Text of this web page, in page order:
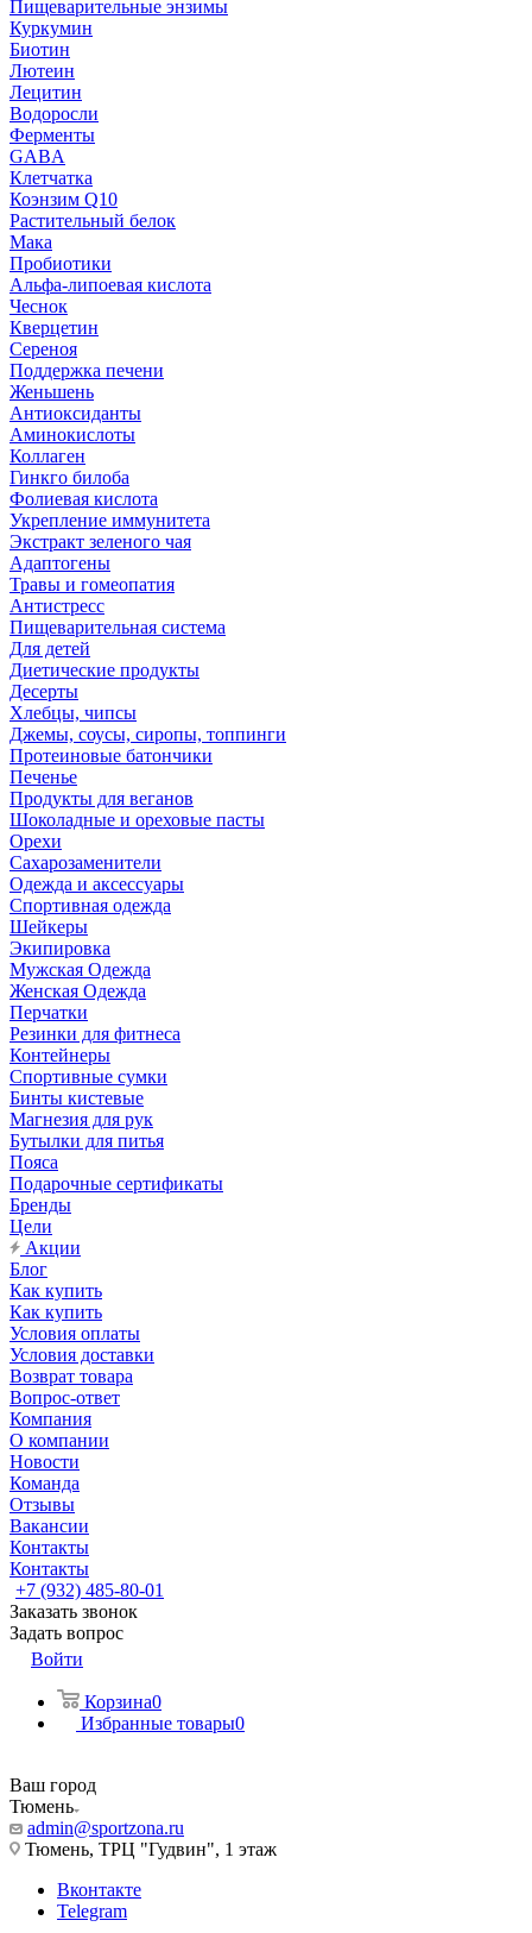
Пищеварительные энзимы
Куркумин
Биотин
Лютеин
Лецитин
Водоросли
Ферменты
GABA
Клетчатка
Коэнзим Q10
Растительный белок
Мака
Пробиотики
Альфа-липоевая кислота
Чеснок
Кверцетин
Сереноя
Поддержка печени
Женьшень
Антиоксиданты
Аминокислоты
Коллаген
Гинкго билоба
Фолиевая кислота
Укрепление иммунитета
Экстракт зеленого чая
Адаптогены
Травы и гомеопатия
Антистресс
Пищеварительная система
Для детей
Диетические продукты
Десерты
Хлебцы, чипсы
Джемы, соусы, сиропы, топпинги
Протеиновые батончики
Печенье
Продукты для веганов
Шоколадные и ореховые пасты
Орехи
Сахарозаменители
Одежда и аксессуары
Спортивная одежда
Шейкеры
Экипировка
Мужская Одежда
Женская Одежда
Перчатки
Резинки для фитнеса
Контейнеры
Спортивные сумки
Бинты кистевые
Магнезия для рук
Бутылки для питья
Пояса
Подарочные сертификаты
Бренды
Цели
Акции
Блог
Как купить
Как купить
Условия оплаты
Условия доставки
Возврат товара
Вопрос-ответ
Компания
О компании
Новости
Команда
Отзывы
Вакансии
Контакты
Контакты
+7 (932) 485-80-01
Заказать звонок
Задать вопрос
Войти
Корзина0
Избранные товары0
Ваш город
Тюмень
admin@sportzona.ru
Тюмень, ТРЦ "Гудвин", 1 этаж
Вконтакте
Telegram